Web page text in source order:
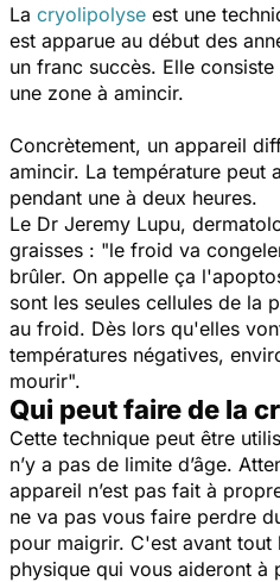
La cryolipolyse est une
est apparue au début des
un franc succès. Elle
une zone à amincir.
Concrètement, un appareil
amincir. La température peut
pendant une à deux heures.
Le Dr Jeremy Lupu,
graisses : "le froid va
brûler. On appelle ça
sont les seules cellules de la
au froid. Dès lors qu'elles
températures négatives,
mourir".
Qui peut faire de la
Cette technique peut être
n’y a pas de limite d’âge.
appareil n’est pas fait à
ne va pas vous faire perdre
pour maigrir. C'est avant tout
physique qui vous aideront à